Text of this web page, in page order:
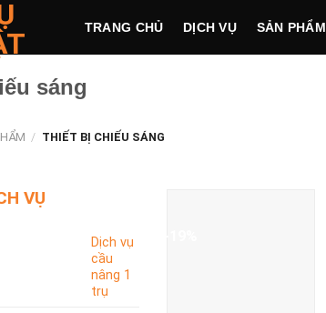
TRANG CHỦ DỊCH VỤ SẢN PHẨM
sáng
/ THIẾT BỊ CHIẾU SÁNG
VỤ
Dịch vụ
cầu
nâng 1
trụ